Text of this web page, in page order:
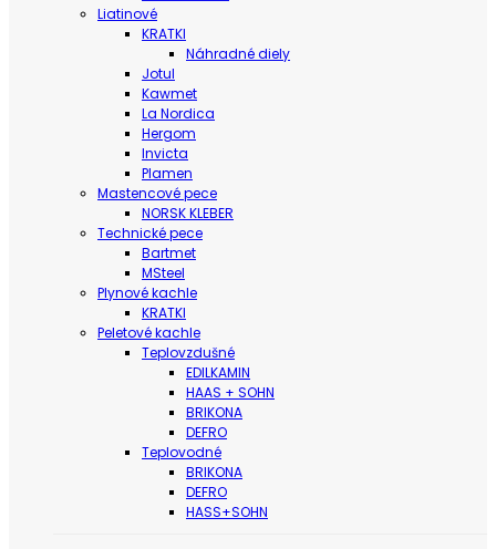
Liatinové
KRATKI
Náhradné diely
Jotul
Kawmet
La Nordica
Hergom
Invicta
Plamen
Mastencové pece
NORSK KLEBER
Technické pece
Bartmet
MSteel
Plynové kachle
KRATKI
Peletové kachle
Teplovzdušné
EDILKAMIN
HAAS + SOHN
BRIKONA
DEFRO
Teplovodné
BRIKONA
DEFRO
HASS+SOHN